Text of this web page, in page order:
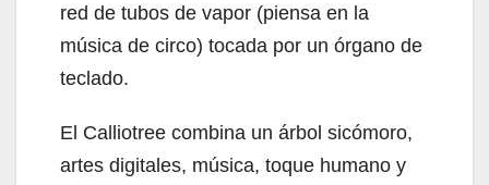
red de tubos de vapor (piensa en la
música de circo) tocada por un órgano de
teclado.
El Calliotree combina un árbol sicómoro,
artes digitales, música, toque humano y